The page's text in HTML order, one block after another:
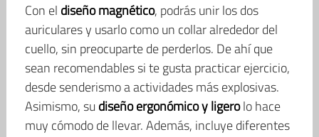
Con el diseño magnético, podrás unir los dos
auriculares y usarlo como un collar alrededor del
cuello, sin preocuparte de perderlos. De ahí que
sean recomendables si te gusta practicar ejercicio,
desde senderismo a actividades más explosivas.
Asimismo, su diseño ergonómico y ligerolo hace
muy cómodo de llevar. Además, incluye diferentes